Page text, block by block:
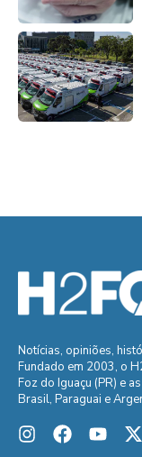
Notícias, opiniões,
Fundado em 2003, o
Foz do Iguaçu (PR) e
Brasil, Paraguai e